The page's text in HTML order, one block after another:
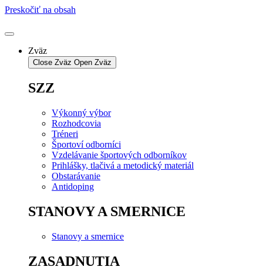
Preskočiť na obsah
Zväz
Close Zväz Open Zväz
SZZ
Výkonný výbor
Rozhodcovia
Tréneri
Športoví odborníci
Vzdelávanie športových odborníkov
Prihlášky, tlačivá a metodický materiál
Obstarávanie
Antidoping
STANOVY A SMERNICE
Stanovy a smernice
ZASADNUTIA